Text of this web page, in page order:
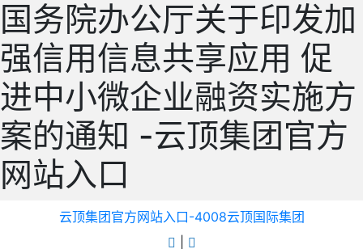
国务院办公厅关于印发加
强信用信息共享应用 促
进中小微企业融资实施方
案的通知 -云顶集团官方
网站入口
云顶集团官方网站入口-4008云顶国际集团